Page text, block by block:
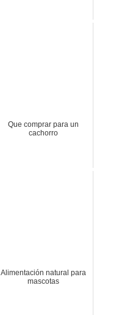
Que comprar para un
cachorro
Alimentación natural para
mascotas